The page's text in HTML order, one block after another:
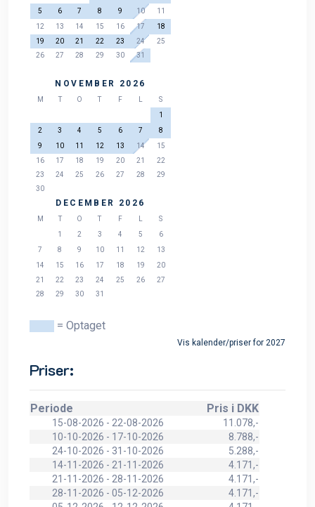
5
6 7 8 9 10
11
12
13 14 15 16 17
18
19
20 21 22 23 24
25
26
27 28 29 30 31
NOVEMBER 2026
M T O T F
S
1
2
3 4 5 6 7
8
9
10 11 12 13 14
15
16
17 18 19 20 21
22
23
24 25 26 27 28
29
30
DECEMBER 2026
M T O T F
S
1
2 3 4 5
6
7
8 9 10 11 12
13
14
15 16 17 18 19
20
21
22 23 24 25 26
27
28
29 30 31
= Optaget
Vis kalender/priser for 2027
Priser:
Periode Pris i DKK
15-08-2026 - 22-08-2026
11.078,-
10-10-2026 - 17-10-2026
8.788,-
24-10-2026 - 31-10-2026
5.288,-
14-11-2026 - 21-11-2026
4.171,-
21-11-2026 - 28-11-2026
4.171,-
28-11-2026 - 05-12-2026
4.171,-